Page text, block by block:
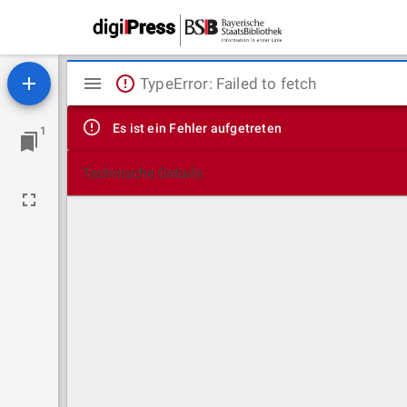
1
Mirador
Viewer
TypeError: Failed to fetch
Es ist ein Fehler aufgetreten
Technische Details